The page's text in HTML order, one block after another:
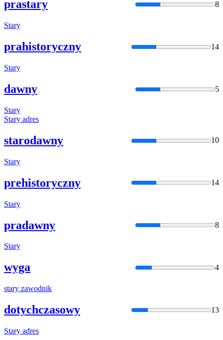
prastary 8
Stary
prahistoryczny 14
Stary
dawny 5
Stary
Stary adres
starodawny 10
Stary
prehistoryczny 14
Stary
pradawny 8
Stary
wyga 4
stary zawodnik
dotychczasowy 13
Stary adres